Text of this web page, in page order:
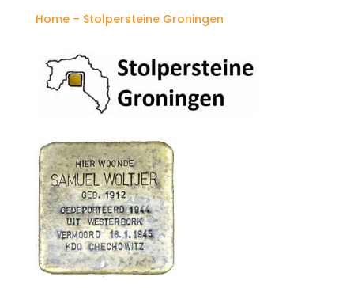
Home – Stolpersteine Groningen